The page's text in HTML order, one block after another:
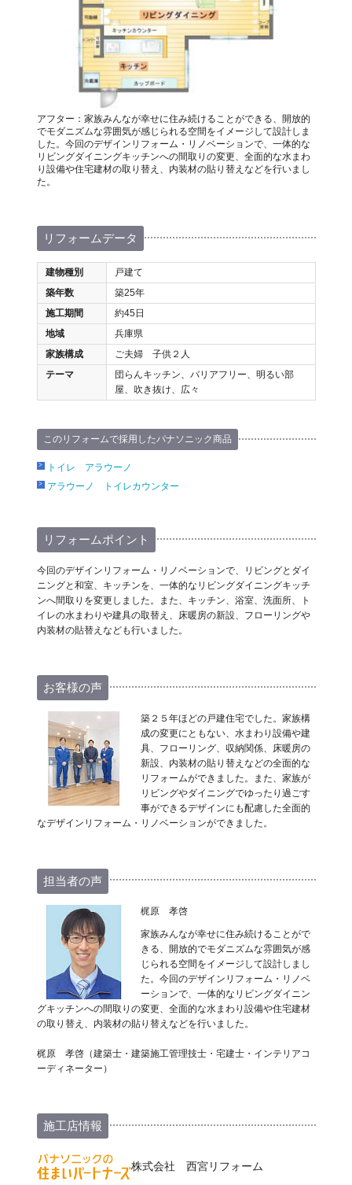
アフター：家族みんなが幸せに住み続けることができる、開放的
でモダニズムな雰囲気が感じられる空間をイメージして設計しま
した。今回のデザインリフォーム・リノベーションで、一体的な
リビングダイニングキッチンへの間取りの変更、全面的な水まわ
り設備や住宅建材の取り替え、内装材の貼り替えなどを行いまし
た。
リフォームデータ
建物種別
戸建て
築年数
築25年
施工期間
約45日
地域
兵庫県
家族構成
ご夫婦 子供２人
テーマ
団らんキッチン、バリアフリー、明るい部
屋、吹き抜け、広々
このリフォームで採用したパナソニック商品
トイレ アラウーノ
アラウーノ トイレカウンター
リフォームポイント
今回のデザインリフォーム・リノベーションで、リビングとダイ
ニングと和室、キッチンを、一体的なリビングダイニングキッチ
ンへ間取りを変更しました。また、キッチン、浴室、洗面所、ト
イレの水まわりや建具の取替え、床暖房の新設、フローリングや
内装材の貼替えなども行いました。
お客様の声
築２５年ほどの戸建住宅でした。家族構
成の変更にともない、水まわり設備や建
具、フローリング、収納関係、床暖房の
新設、内装材の貼り替えなどの全面的な
リフォームができました。また、家族が
リビングやダイニングでゆったり過ごす
事ができるデザインにも配慮した全面的
なデザインリフォーム・リノベーションができました。
担当者の声
梶原 孝啓
家族みんなが幸せに住み続けることがで
きる、開放的でモダニズムな雰囲気が感
じられる空間をイメージして設計しまし
た。今回のデザインリフォーム・リノベ
ーションで、一体的なリビングダイニン
グキッチンへの間取りの変更、全面的な水まわり設備や住宅建材
の取り替え、内装材の貼り替えなどを行いました。
梶原 孝啓（建築士・建築施工管理技士・宅建士・インテリアコ
ーディネーター）
施工店情報
株式会社 西宮リフォーム